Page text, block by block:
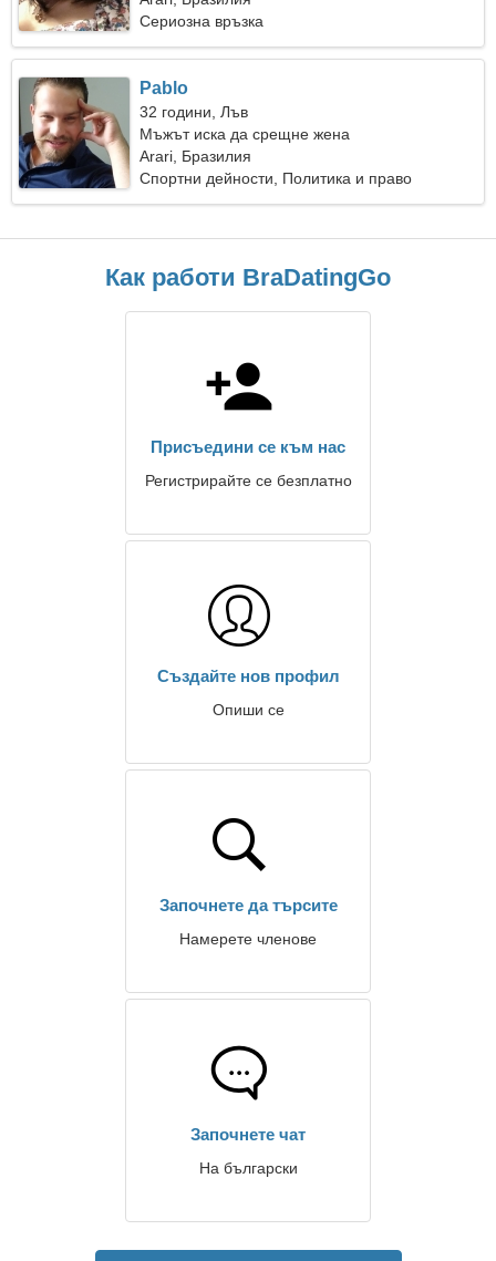
Сериозна връзка
Pablo
32 години, Лъв
Мъжът иска да срещне жена
Arari, Бразилия
Спортни дейности, Политика и право
Как работи BraDatingGo
Присъедини се към нас
Регистрирайте се безплатно
Създайте нов профил
Опиши се
Започнете да търсите
Намерете членове
Започнете чат
На български